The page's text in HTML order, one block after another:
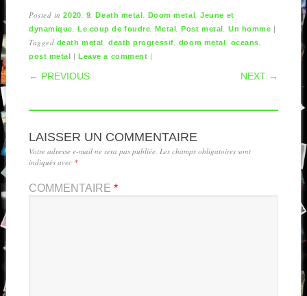
Posted in2020, 9,Death metal, Doom metal,Jeune et
dynamique,Le coup de foudre,Metal,Post metal, Un homme |
Tagged death metal, death progressif, doom metal, oceans,
post metal |Leave a comment |
POST NAVIGATION
← PREVIOUS NEXT →
LAISSER UN COMMENTAIRE
Votre adresse e-mail ne sera pas publiée. Les champs obligatoires sont
indiqués avec *
COMMENTAIRE *